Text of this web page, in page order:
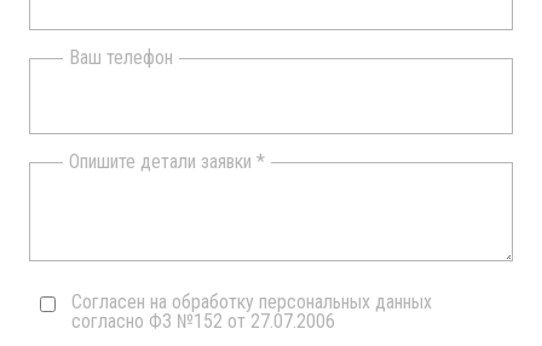
Ваш телефон
Опишите детали заявки *
Согласен на обработку персональных данных
согласно ФЗ №152 от 27.07.2006